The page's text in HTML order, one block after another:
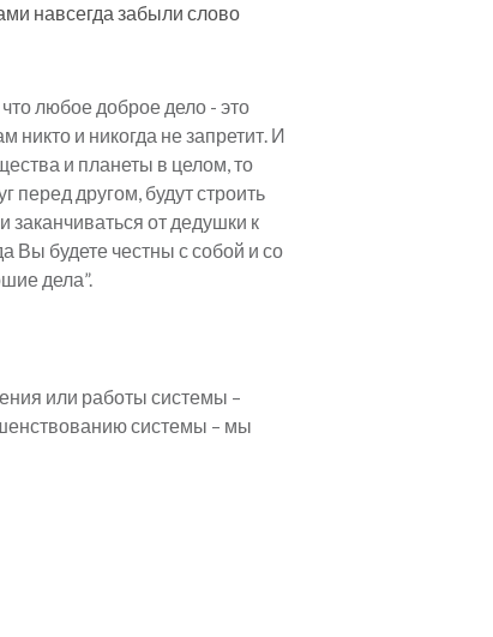
навсегда забыли слово
любое доброе дело - это
и никогда не запретит. И
и планеты в целом, то
другом, будут строить
заканчиваться от дедушки к
Вы будете честны с собой и со
дела”.
или работы системы –
системы – мы